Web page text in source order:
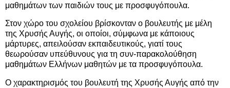
μαθημάτων των παιδιών τους με προσφυγόπουλα.
Στον χώρο του σχολείου βρίσκονταν ο βουλευτής με μέλη
της Χρυσής Αυγής, οι οποίοι, σύμφωνα με κάποιους
μάρτυρες, απειλούσαν εκπαιδευτικούς, γιατί τους
θεωρούσαν υπεύθυνους για τη συν-παρακολούθηση
μαθημάτων Ελλήνων μαθητών με τα προσφυγόπουλα.
Ο χαρακτηρισμός του βουλευτή της Χρυσής Αυγής από την